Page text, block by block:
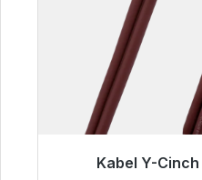
Kabel Y-
Gotowy do